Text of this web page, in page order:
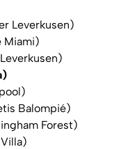
Leverkusen)
Miami)
Balompié)
Forest)